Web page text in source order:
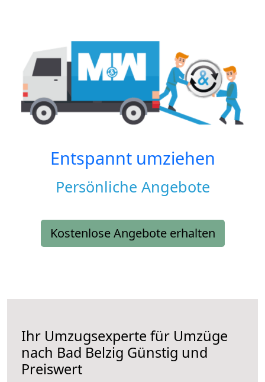
Entspannt umziehen
Persönliche Angebote
Kostenlose Angebote erhalten
Ihr Umzugsexperte für Umzüge
nach Bad Belzig Günstig und
Preiswert